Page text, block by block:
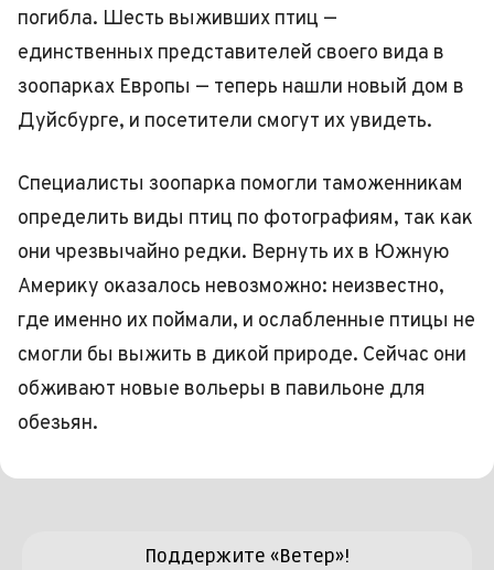
погибла. Шесть выживших птиц —
единственных представителей своего вида в
зоопарках Европы — теперь нашли новый дом в
Дуйсбурге, и посетители смогут их увидеть.
Специалисты зоопарка помогли таможенникам
определить виды птиц по фотографиям, так как
они чрезвычайно редки. Вернуть их в Южную
Америку оказалось невозможно: неизвестно,
где именно их поймали, и ослабленные птицы не
смогли бы выжить в дикой природе. Сейчас они
обживают новые вольеры в павильоне для
обезьян.
Поддержите «Ветер»!